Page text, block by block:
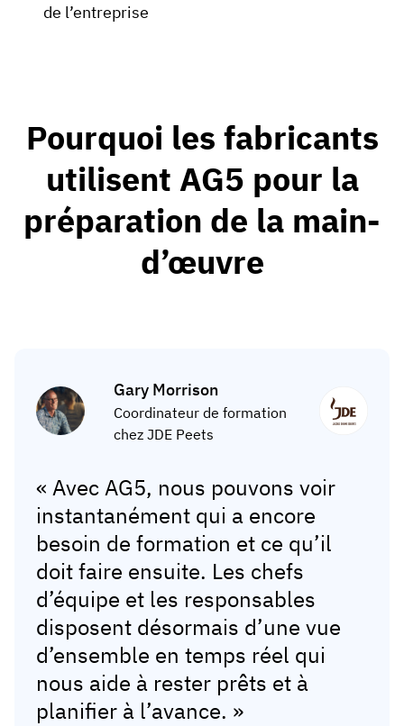
de l’entreprise
Pourquoi les fabricants
utilisent AG5 pour la
préparation de la main-
d’œuvre
Gary Morrison
Coordinateur de formation
chez JDE Peets
« Avec AG5, nous pouvons voir
instantanément qui a encore
besoin de formation et ce qu’il
doit faire ensuite. Les chefs
d’équipe et les responsables
disposent désormais d’une vue
d’ensemble en temps réel qui
nous aide à rester prêts et à
planifier à l’avance. »